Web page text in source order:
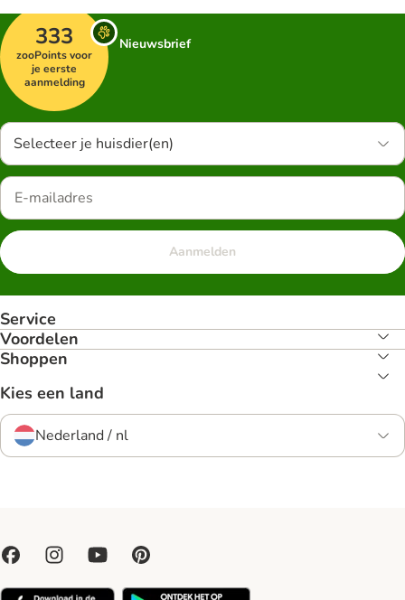
333
zooPoints voor
je eerste
aanmelding
Nieuwsbrief
Selecteer je huisdier(en)
Aanmelden
Service
Voordelen
Shoppen
Kies een land
Nederland / nl